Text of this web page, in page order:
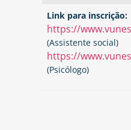
Link para inscrição:
https://
(Assistente social)
https://
(Psicólogo)